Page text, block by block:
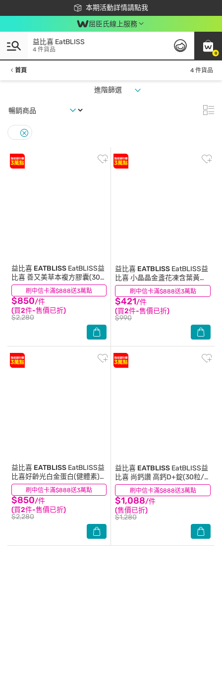
本期活動詳情請點我
下載app最高回饋$350
屈臣氏線上服務
0
益比喜 EatBLISS
4 件貨品
首頁 4 件貨品
進階篩選
刷中信卡滿$888送3萬點
益比喜 EATBLISS EatBLISS益
比喜 善又美草本複方膠囊(30
粒/盒)
$850/件
(買2件-售價已折)
$2,280
(35) 刷中信卡滿$888送3萬點
益比喜 EATBLISS EatBLISS益
比喜 小晶晶金盞花凍含葉黃素
升級版(15入)
$421/件
(買2件-售價已折)
$990
(3)
刷中信卡滿$888送3萬點
益比喜 EATBLISS EatBLISS益
比喜好齡光白金蛋白(健體素)
(10包/盒)
$850/件
(買2件-售價已折)
$2,280
(4) 刷中信卡滿$888送3萬點
益比喜 EATBLISS EatBLISS益
比喜 尚鈣讚 高鈣D+錠(30粒/
盒)
$1,088/件
(售價已折)
$1,280
(0)